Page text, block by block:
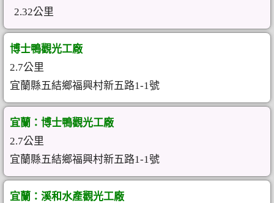
2.32公里
博士鴨觀光工廠
2.7公里
宜蘭縣五結鄉福興村新五路1-1號
宜蘭：博士鴨觀光工廠
2.7公里
宜蘭縣五結鄉福興村新五路1-1號
宜蘭：溪和水產觀光工廠